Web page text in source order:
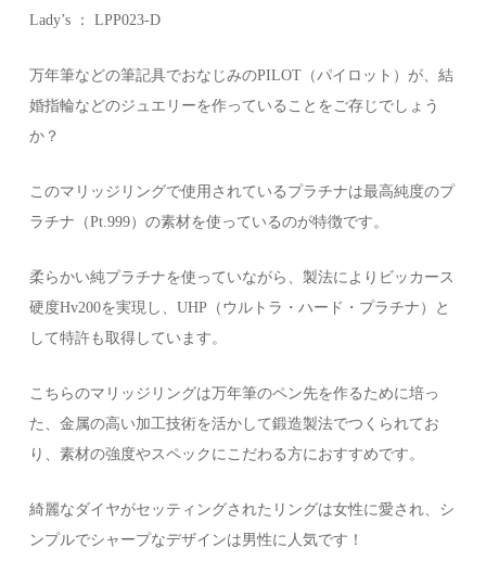
Lady’s ： LPP023-D
万年筆などの筆記具でおなじみのPILOT（パイロット）が、結
婚指輪などのジュエリーを作っていることをご存じでしょう
か？
このマリッジリングで使用されているプラチナは最高純度のプ
ラチナ（Pt.999）の素材を使っているのが特徴です。
柔らかい純プラチナを使っていながら、製法によりビッカース
硬度Hv200を実現し、UHP（ウルトラ・ハード・プラチナ）と
して特許も取得しています。
こちらのマリッジリングは万年筆のペン先を作るために培っ
た、金属の高い加工技術を活かして鍛造製法でつくられてお
り、素材の強度やスペックにこだわる方におすすめです。
綺麗なダイヤがセッティングされたリングは女性に愛され、シ
ンプルでシャープなデザインは男性に人気です！